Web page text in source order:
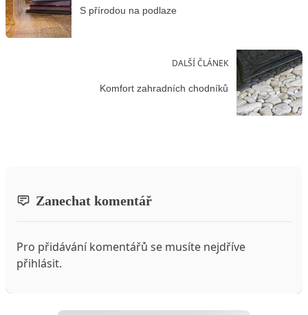
S přírodou na podlaze
DALŠÍ ČLÁNEK
Komfort zahradních chodníků
Zanechat komentář
Pro přidávání komentářů se musíte nejdříve
přihlásit.